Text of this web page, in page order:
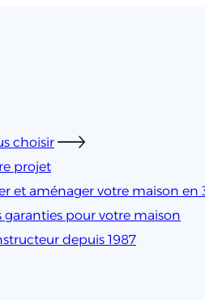
choisir
projet
et aménager votre maison en
garanties pour votre maison
depuis 1987